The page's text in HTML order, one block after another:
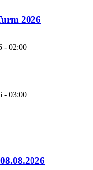
2026
- 02:00
- 03:00